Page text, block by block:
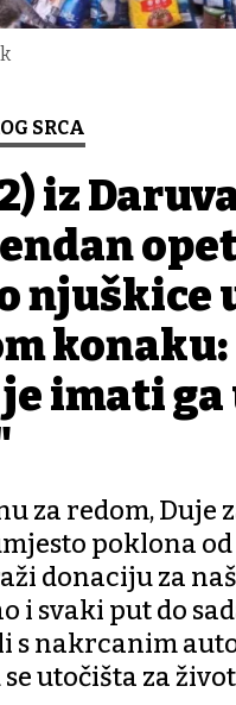
SRCA
iz
njuškice
konaku:
imati ga
za redom, Duje
poklona
donaciju za
i svaki put do
s nakrcanim
utočišta za